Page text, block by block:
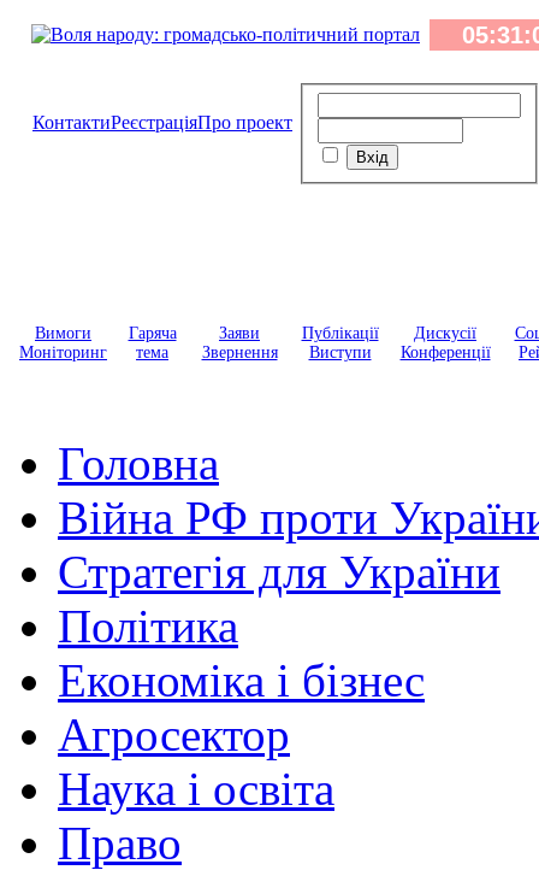
КонтактиРеєстраціяПро проект
Вимоги
Моніторинг
Гаряча
тема
Заяви
Звернення
Публікації
Виступи
Дискусії
Конференції
Головна
Війна РФ проти
Стратегія для України
Політика
Економіка і бізнес
Агросектор
Наука і освіта
Право